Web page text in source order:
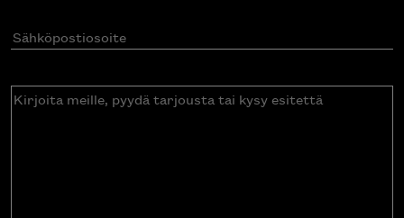
Sähköpostiosoite(Pakollinen)
Kirjoita